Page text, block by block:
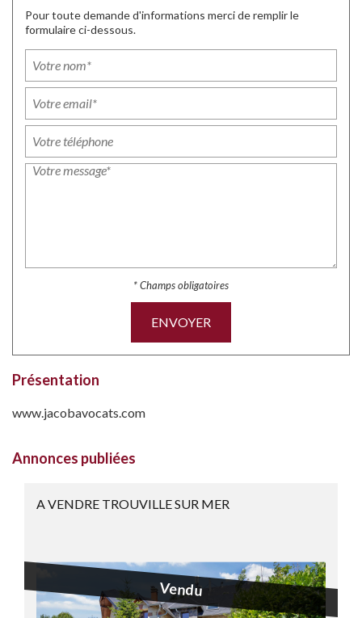
Pour toute demande d'informations merci de remplir le
formulaire ci-dessous.
* Champs obligatoires
ENVOYER
Présentation
www.jacobavocats.com
Annonces publiées
A VENDRE TROUVILLE SUR MER
Vendu